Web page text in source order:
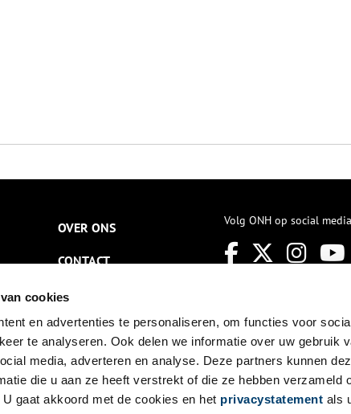
cookies
en advertenties te personaliseren, om functies voor
te analyseren. Ook delen we informatie over uw gebruik
media, adverteren en analyse. Deze partners kunnen
die u aan ze heeft verstrekt of die ze hebben verzameld
gaat akkoord met de cookies en het privacystatement als
OVER ONS
CONTACT
NIEUWSBRIEF
DISCLAIMER
PRIVACY
TOEGANKELIJKHEID
Volg ONH op social media